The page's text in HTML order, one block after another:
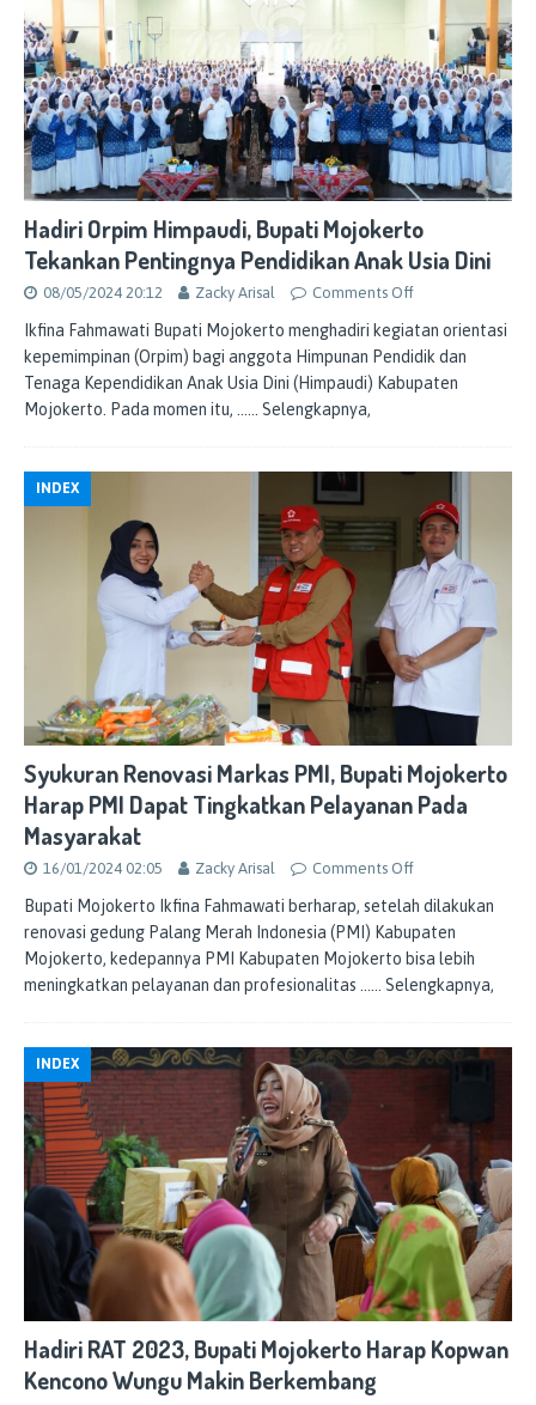
Hadiri Orpim Himpaudi, Bupati Mojokerto
Tekankan Pentingnya Pendidikan Anak Usia Dini
08/05/2024 20:12 Zacky Arisal Comments Off
Ikfina Fahmawati Bupati Mojokerto menghadiri kegiatan orientasi
kepemimpinan (Orpim) bagi anggota Himpunan Pendidik dan
Tenaga Kependidikan Anak Usia Dini (Himpaudi) Kabupaten
Mojokerto. Pada momen itu,
…… Selengkapnya,
INDEX
Syukuran Renovasi Markas PMI, Bupati Mojokerto
Harap PMI Dapat Tingkatkan Pelayanan Pada
Masyarakat
16/01/2024 02:05 Zacky Arisal Comments Off
Bupati Mojokerto Ikfina Fahmawati berharap, setelah dilakukan
renovasi gedung Palang Merah Indonesia (PMI) Kabupaten
Mojokerto, kedepannya PMI Kabupaten Mojokerto bisa lebih
meningkatkan pelayanan dan profesionalitas
…… Selengkapnya,
INDEX
Hadiri RAT 2023, Bupati Mojokerto Harap Kopwan
Kencono Wungu Makin Berkembang